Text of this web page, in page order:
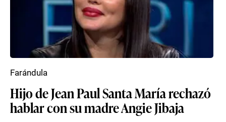
Hijo de Jean Paul Santa María rechazó
hablar con su madre Angie Jibaja
Farándula